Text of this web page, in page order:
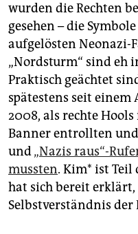
Alle Texte des
taz.de/bestofbremen
wurden die Rechten
gesehen – die
aufgelösten Neonazi-
„Nordsturm“ sind eh
Praktisch geächtet
spätestens seit einem
2008, als rechte
Banner entrollten
und„Nazis raus“-
mussten. Kim* ist Teil
hat sich bereit
Selbstverständnis der